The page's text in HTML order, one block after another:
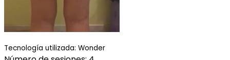
Tecnología utilizada: Wonder